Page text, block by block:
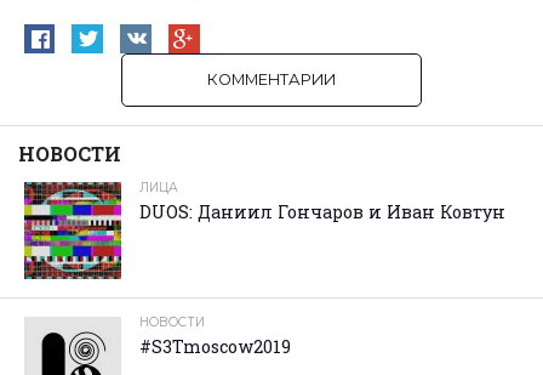
КОММЕНТАРИИ
НОВОСТИ
ЛИЦА
DUOS: Даниил Гончаров и Иван Ковтун
НОВОСТИ
#S3Tmoscow2019